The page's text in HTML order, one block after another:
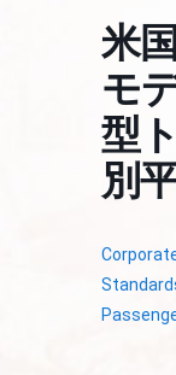
米
モ
型
別